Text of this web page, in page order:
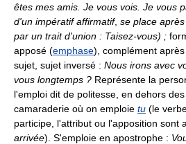
êtes mes amis. Je vous vois. Je vous
d'un impératif affirmatif, se place
par un trait d'union : Taisez-vous) ;
apposé (emphase), complément
sujet, sujet inversé : Nous irons avec
vous longtemps ? Représente la
l'emploi dit de politesse, en dehors
camaraderie où on emploie tu (le
participe, l'attribut ou l'apposition sont
arrivée). S'emploie en apostrophe :